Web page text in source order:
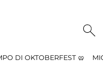
DI OKTOBERFEST 🥨